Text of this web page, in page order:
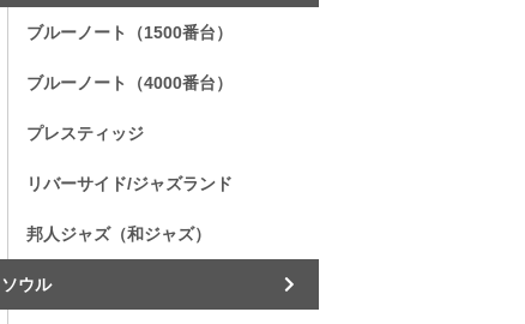
ブルーノート（1500番台）
ブルーノート（4000番台）
プレスティッジ
リバーサイド/ジャズランド
邦人ジャズ（和ジャズ）
ソウル